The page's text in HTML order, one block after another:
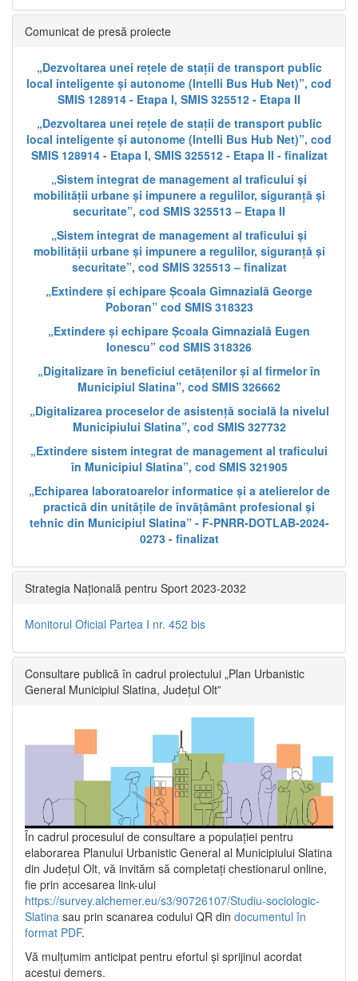
Comunicat de presă proiecte
„Dezvoltarea unei rețele de stații de transport public
local inteligente și autonome (Intelli Bus Hub Net)”, cod
SMIS 128914 - Etapa I, SMIS 325512 - Etapa II
„Dezvoltarea unei rețele de stații de transport public
local inteligente și autonome (Intelli Bus Hub Net)”, cod
SMIS 128914 - Etapa I, SMIS 325512 - Etapa II - finalizat
„Sistem integrat de management al traficului și
mobilității urbane și impunere a regulilor, siguranță și
securitate”, cod SMIS 325513 – Etapa II
„Sistem integrat de management al traficului și
mobilității urbane și impunere a regulilor, siguranță și
securitate”, cod SMIS 325513 – finalizat
„Extindere și echipare Școala Gimnazială George
Poboran” cod SMIS 318323
„Extindere și echipare Școala Gimnazială Eugen
Ionescu” cod SMIS 318326
„Digitalizare în beneficiul cetățenilor și al firmelor în
Municipiul Slatina”, cod SMIS 326662
„Digitalizarea proceselor de asistență socială la nivelul
Municipiului Slatina”, cod SMIS 327732
„Extindere sistem integrat de management al traficului
în Municipiul Slatina”, cod SMIS 321905
„Echiparea laboratoarelor informatice și a atelierelor de
practică din unitățile de învățământ profesional și
tehnic din Municipiul Slatina” - F-PNRR-DOTLAB-2024-
0273 - finalizat
Strategia Națională pentru Sport 2023-2032
Monitorul Oficial Partea I nr. 452 bis
Consultare publică în cadrul proiectului „Plan Urbanistic
General Municipiul Slatina, Județul Olt”
În cadrul procesului de consultare a populaţiei pentru
elaborarea Planului Urbanistic General al Municipiului Slatina
din Județul Olt, vă invităm să completați chestionarul online,
fie prin accesarea link-ului
https://survey.alchemer.eu/s3/90726107/Studiu-sociologic-
Slatina sau prin scanarea codului QR din documentul în
format PDF.
Vă mulţumim anticipat pentru efortul şi sprijinul acordat
acestui demers.